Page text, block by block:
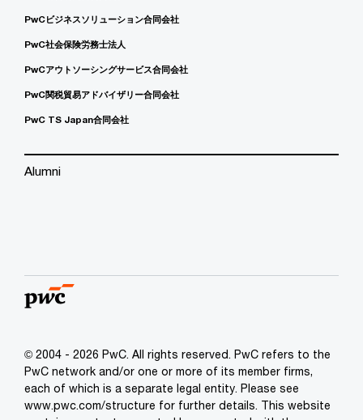
PwCビジネスソリューション合同会社
PwC社会保険労務士法人
PwCアウトソーシングサービス合同会社
PwC関税貿易アドバイザリー合同会社
PwC TS Japan合同会社
Alumni
© 2004 - 2026 PwC. All rights reserved. PwC refers to the
PwC network and/or one or more of its member firms,
each of which is a separate legal entity. Please see
www.pwc.com/structure for further details. This website